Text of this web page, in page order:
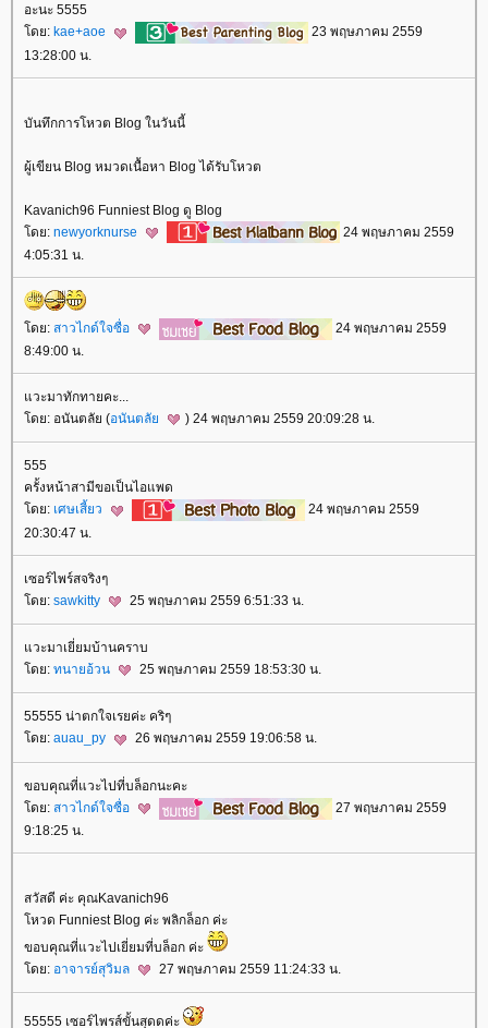
อะนะ 5555
ดย: kae+aoe
23 พฤษภาคม 2559
13:28:00 น.
บันทึกการโหวต Blog ในวันนี้
ผู้เขียน Blog หมวดเนื้อหา Blog ได้รับโหวต
Kavanich96 Funniest Blog ดู Blog
ดย: newyorknurse
24 พฤษภาคม 2559
4:05:31 น.
ดย: สาวไกด์ใจซื่อ
24 พฤษภาคม 2559
8:49:00 น.
วะมาทักทายคะ...
ดย: อนันตลัย (อนันตลั ) 24 พฤษภาคม 2559 20:09:28 น.
555
ครั้งหน้าสามีขอเป็นไอแพด
ดย: เศษเสี้ยว
24 พฤษภาคม 2559
20:30:47 น.
เซอร์ไพร์สจริงๆ
ดย: sawkitty 25 พฤษภาคม 2559 6:51:33 น.
วะมาเยี่ยมบ้านคราบ
ดย: ทนายอ้วน 25 พฤษภาคม 2559 18:53:30 น.
55555 น่าตกใจเรยค่ะ คริๆ
ดย: auau_py 26 พฤษภาคม 2559 19:06:58 น.
ขอบคุณที่แวะไปที่บล็อกนะคะ
ดย: สาวไกด์ใจซื่อ
27 พฤษภาคม 2559
9:18:25 น.
สวัสดี ค่ะ คุณKavanich96
หวด Funniest Blog ค่ะ พลิกล็อก ค่ะ
ขอบคุณที่แวะไปเยี่ยมที่บล็อก ค่ะ
ดย: อาจารย์สุวิมล 27 พฤษภาคม 2559 11:24:33 น.
55555 เซอร์ไพรส์ขั้นสุดดค่ะ